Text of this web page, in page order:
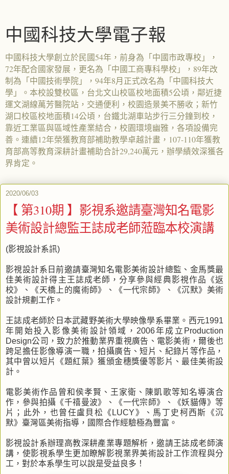
中國科技大學電子報
中國科技大學創立於民國54年，前身為「中國市政專校」，
72年配合國家發展，更名為「中國工商專科學校」，89年改
制為「中國技術學院」，94年8月正式改名為「中國科技大
學」。本校設雙校區，台北文山校區校地面積5公頃，鄰近捷
運文湖線萬芳醫院站，交通便利，校園造景美不勝收；新竹
湖口校區校地面積14公頃，台鐵北湖車站步行三分鐘到校，
靠近工業區與區域性產業結合，校園環境幽雅，各項設備完
善。連續12年榮獲教育部補助教學卓越計畫，107-110年獲教
育部高等教育深耕計畫補助合計29,240萬元，辦學績效深獲各
界肯定。
2020/06/03
【 第310期 】影視系邀請臺灣知名電影
美術設計總監王誌成老師蒞臨本校演講
(影視設計系訊)
影視設計系日前邀請臺灣知名電影美術設計總監、金馬獎最
佳美術設計得主王誌成老師，分享參與經典影視作品《返
校》、《天橋上的魔術師》、《一代宗師》、《沉默》美術
設計規劃工作。
王誌成老師於日本武藏野美術大學映像學系畢業。西元1991
年開始投入影像美術設計領域，2006年成立Production
Design公司，致力於推動業界重視廣告、電影美術，爾後也
跨足擔任影像導演一職，拍攝廣告、短片、紀錄片等作品，
其中曾以短片《題紅葉》獲頒金穗獎優等影片、最佳美術設
計。
電影美術作品曾和侯孝賢、王家衛、陳凱歌等知名導演合
作，參與拍攝《千禧曼波》、《一代宗師》、《妖貓傳》等
片；此外，也曾任盧貝松《LUCY》、馬丁史柯西斯《沉
默》臺灣區美術指導，國際合作經驗極為豐富。
影視設計系辦理高教深耕產業專題解析，邀請王誌成老師演
講，使影視系學生更加瞭解影視業界美術設計工作流程與分
工，對於本系學生可以說是受益良多！